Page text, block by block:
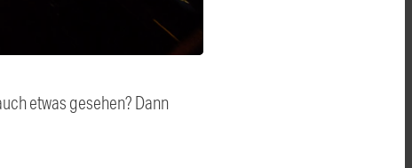
etwas gesehen? Dann